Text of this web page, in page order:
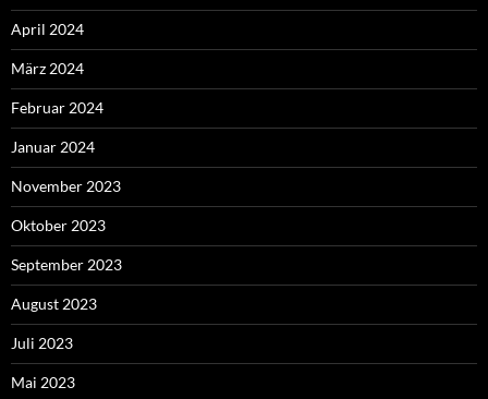
April 2024
März 2024
Februar 2024
Januar 2024
November 2023
Oktober 2023
September 2023
August 2023
Juli 2023
Mai 2023